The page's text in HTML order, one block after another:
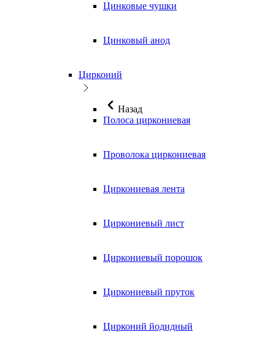
Цинковые чушки
Цинковый анод
Цирконий
Назад
Полоса циркониевая
Проволока циркониевая
Циркониевая лента
Циркониевый лист
Циркониевый порошок
Циркониевый пруток
Цирконий йодидный